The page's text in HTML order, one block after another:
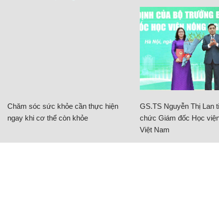
Chăm sóc sức khỏe cần thực hiện
ngay khi cơ thể còn khỏe
GS.TS Nguyễn Thị Lan
chức Giám đốc Học
Việt Nam